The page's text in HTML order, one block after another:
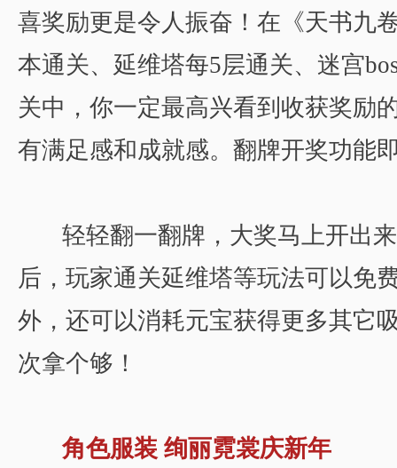
喜奖励更是令人振奋！在《天书九
本通关、延维塔每5层通关、迷宫
关中，你一定最高兴看到收获奖励
有满足感和成就感。翻牌开奖功能
轻轻翻一翻牌，大奖马上开出
后，玩家通关延维塔等玩法可以免
外，还可以消耗元宝获得更多其它
次拿个够！
角色服装 绚丽霓裳庆新年